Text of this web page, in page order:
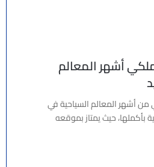
أشهر المعالم
أشهر المعالم السياحية في
بأكملها، حيث يمتاز بموقعه